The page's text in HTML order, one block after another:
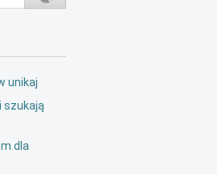
unikaj
szukają
dla